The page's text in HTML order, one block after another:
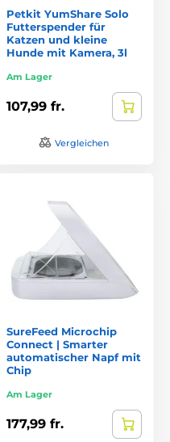
Petkit YumShare Solo
Futterspender für
Katzen und kleine
Hunde mit Kamera, 3l
Am Lager
107,99 fr.
Vergleichen
SureFeed Microchip
Connect | Smarter
automatischer Napf mit
Chip
Am Lager
177,99 fr.